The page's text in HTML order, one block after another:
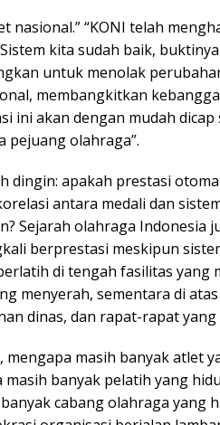
nasional.” “KONI telah
kita sudah baik,
untuk menolak
membangkitkan
ini akan dengan mudah
pejuang olahraga”.
dingin: apakah prestasi
antara medali dan
Sejarah olahraga Indonesia
berprestasi meskipun
di tengah fasilitas yang
menyerah, sementara di
dinas, dan rapat-rapat yang
mengapa masih banyak atlet
banyak pelatih yang
cabang olahraga yang